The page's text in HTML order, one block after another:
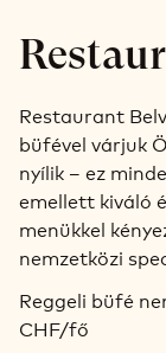
Restaurant
büfével várjuk
nyílik – ez
emellett kiváló
menükkel
nemzetközi
Reggeli büfé
CHF/fő